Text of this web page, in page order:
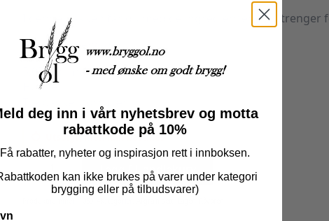
I denne pakken får du med de ingrediensene du trenger
Pakken inneholder:
5,05 kilo malt
Humle
Utsolgt, men kan bestilles
Helles,
25
liter
Legg I Handlekurv
deg inn i vårt nyhetsbrev og motta
rabattkode på 10%
Få rabatter, nyheter og inspirasjon rett i innboksen.
kan ikke brukes på varer under kategori
brygging eller på tilbudsvarer)